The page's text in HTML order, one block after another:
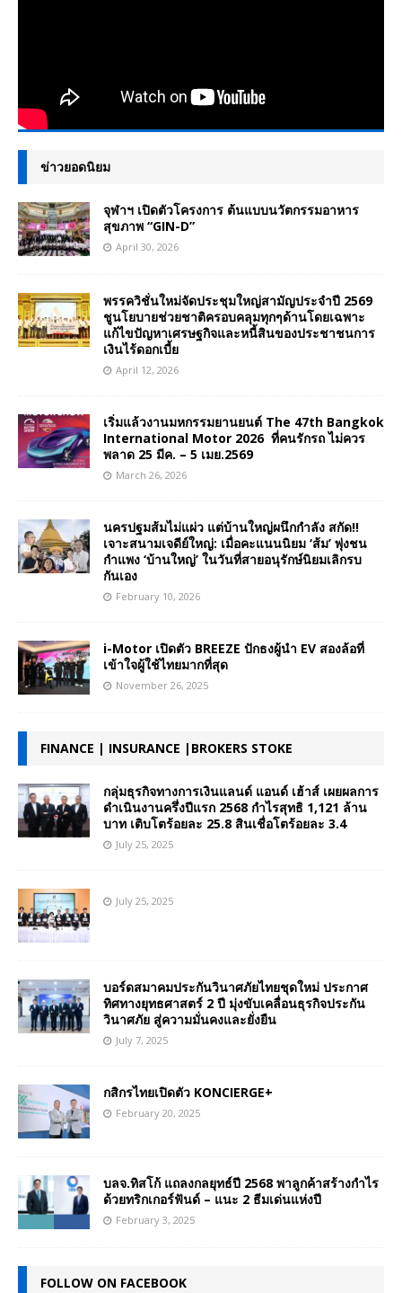
ข่าวยอดนิยม
จุฬาฯ เปิดตัวโครงการ ต้นแบบนวัตกรรมอาหาร
สุขภาพ “GIN-D”
April 30, 2026
พรรควิชั่นใหม่จัดประชุมใหญ่สามัญประจำปี 2569
ชูนโยบายช่วยชาติครอบคลุมทุกๆด้านโดยเฉพาะ
แก้ไขปัญหาเศรษฐกิจและหนี้สินของประชาชนการ
เงินไร้ดอกเบี้ย
April 12, 2026
เริ่มแล้วงานมหกรรมยานยนต์ The 47th Bangkok
International Motor 2026 ที่คนรักรถ ไม่ควร
พลาด 25 มีค. – 5 เมย.2569
March 26, 2026
นครปฐมส้มไม่แผ่ว แต่บ้านใหญ่ผนึกกำลัง สกัด!!
เจาะสนามเจดีย์ใหญ่: เมื่อคะแนนนิยม ‘ส้ม’ พุ่งชน
กำแพง ‘บ้านใหญ่’ ในวันที่สายอนุรักษ์นิยมเลิกรบ
กันเอง
February 10, 2026
i-Motor เปิดตัว BREEZE ปักธงผู้นำ EV สองล้อที่
เข้าใจผู้ใช้ไทยมากที่สุด
November 26, 2025
FINANCE | INSURANCE |BROKERS STOKE
กลุ่มธุรกิจทางการเงินแลนด์ แอนด์ เฮ้าส์ เผยผลการ
ดำเนินงานครึ่งปีแรก 2568 กำไรสุทธิ 1,121 ล้าน
บาท เติบโตร้อยละ 25.8 สินเชื่อโตร้อยละ 3.4
July 25, 2025
July 25, 2025
บอร์ดสมาคมประกันวินาศภัยไทยชุดใหม่ ประกาศ
ทิศทางยุทธศาสตร์ 2 ปี มุ่งขับเคลื่อนธุรกิจประกัน
วินาศภัย สู่ความมั่นคงและยั่งยืน
July 7, 2025
กสิกรไทยเปิดตัว KONCIERGE+
February 20, 2025
บลจ.ทิสโก้ แถลงกลยุทธ์ปี 2568 พาลูกค้าสร้างกำไร
ด้วยทริกเกอร์ฟันด์ – แนะ 2 ธีมเด่นแห่งปี
February 3, 2025
FOLLOW ON FACEBOOK